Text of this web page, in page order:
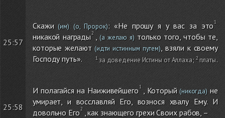
25:57
Скажи(им)(о, Пророк): «Не прошу я у вас за это
никакой награды
(а желаю я)только того, чтобы те,
которые желают(идти истинным путем) , взяли к своему
Господу путь».
за доведение Истины от Аллаха; платы.
25:58
И полагайся на Наиживейшего , Который(никогда) не
умирает, и восславляй Его, вознося хвалу Ему. И
довольно Его
, как знающего грехи Своих рабов, –